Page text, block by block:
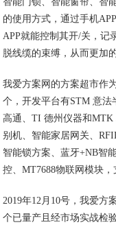
的使用方式，通过手机
APP就能控制其开/关，记
脱线缆的束缚，从而更加
我爱方案网的方案超市作
个，开发平台有STM 意法
高通、TI 德州仪器和MTK
别机、智能家居网关、
智能锁方案、蓝牙+NB智
控、MT7688物联网模块，
2019年12月10号，我爱方
个已量产且经市场实战检